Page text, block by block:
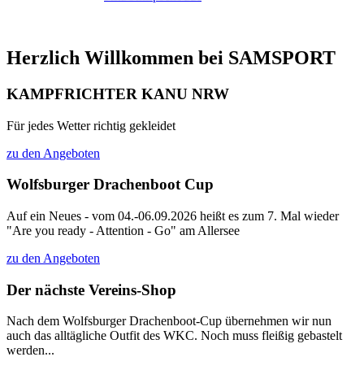
Herzlich Willkommen bei SAMSPORT
KAMPFRICHTER KANU NRW
Für jedes Wetter richtig gekleidet
zu den Angeboten
Wolfsburger Drachenboot Cup
Auf ein Neues - vom 04.-06.09.2026 heißt es zum 7. Mal wieder
"Are you ready - Attention - Go" am Allersee
zu den Angeboten
Der nächste Vereins-Shop
Nach dem Wolfsburger Drachenboot-Cup übernehmen wir nun
auch das alltägliche Outfit des WKC. Noch muss fleißig gebastelt
werden...